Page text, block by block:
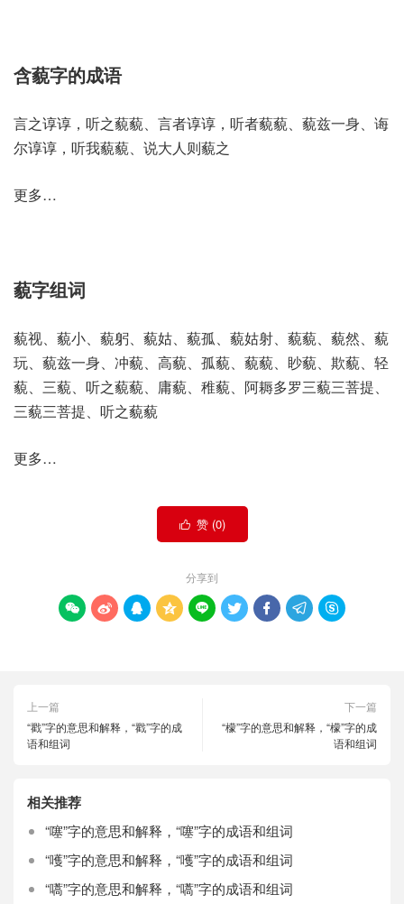
含藐字的成语
言之谆谆，听之藐藐、言者谆谆，听者藐藐、藐兹一身、诲
尔谆谆，听我藐藐、说大人则藐之
更多…
藐字组词
藐视、藐小、藐躬、藐姑、藐孤、藐姑射、藐藐、藐然、藐
玩、藐兹一身、冲藐、高藐、孤藐、藐藐、眇藐、欺藐、轻
藐、三藐、听之藐藐、庸藐、稚藐、阿耨多罗三藐三菩提、
三藐三菩提、听之藐藐
更多…
 赞 (0)
分享到
        
上一篇
“戳”字的意思和解释，“戳”字的成
语和组词
下一篇
“檬”字的意思和解释，“檬”字的成
语和组词
相关推荐
“噻”字的意思和解释，“噻”字的成语和组词
“嚄”字的意思和解释，“嚄”字的成语和组词
“嚆”字的意思和解释，“嚆”字的成语和组词